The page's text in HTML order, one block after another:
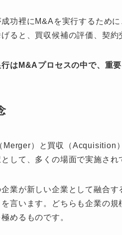
功裡にM&Aを実行するため
ると、買収候補の評価、契約
はM&Aプロセスの中で、重要
Merger）と買収（Acquisition
して、多くの場面で実施され
業が新しい企業として融合
言います。どちらも企業の
めるものです。